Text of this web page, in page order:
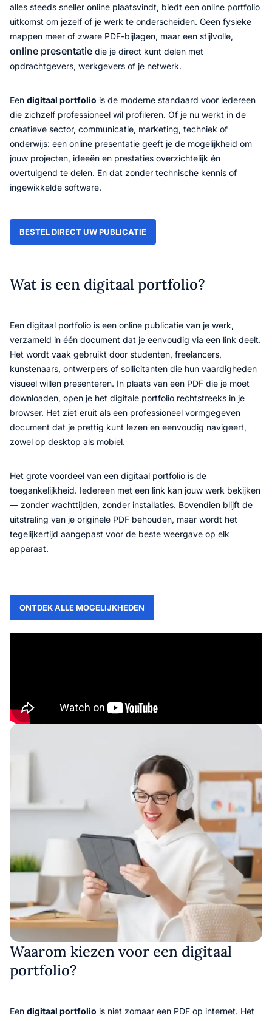
alles steeds sneller online plaatsvindt, biedt een online portfolio
uitkomst om jezelf of je werk te onderscheiden. Geen fysieke
mappen meer of zware PDF-bijlagen, maar een stijlvolle,
online presentatie die je direct kunt delen met
opdrachtgevers, werkgevers of je netwerk.
Een digitaal portfolio is de moderne standaard voor iedereen
die zichzelf professioneel wil profileren. Of je nu werkt in de
creatieve sector, communicatie, marketing, techniek of
onderwijs: een online presentatie geeft je de mogelijkheid om
jouw projecten, ideeën en prestaties overzichtelijk én
overtuigend te delen. En dat zonder technische kennis of
ingewikkelde software.
BESTEL DIRECT UW PUBLICATIE
Wat is een digitaal portfolio?
Een digitaal portfolio is een online publicatie van je werk,
verzameld in één document dat je eenvoudig via een link deelt.
Het wordt vaak gebruikt door studenten, freelancers,
kunstenaars, ontwerpers of sollicitanten die hun vaardigheden
visueel willen presenteren. In plaats van een PDF die je moet
downloaden, open je het digitale portfolio rechtstreeks in je
browser. Het ziet eruit als een professioneel vormgegeven
document dat je prettig kunt lezen en eenvoudig navigeert,
zowel op desktop als mobiel.
Het grote voordeel van een digitaal portfolio is de
toegankelijkheid. Iedereen met een link kan jouw werk bekijken
— zonder wachttijden, zonder installaties. Bovendien blijft de
uitstraling van je originele PDF behouden, maar wordt het
tegelijkertijd aangepast voor de beste weergave op elk
apparaat.
ONTDEK ALLE MOGELIJKHEDEN
Waarom kiezen voor een digitaal
portfolio?
Een digitaal portfolio is niet zomaar een PDF op internet. Het